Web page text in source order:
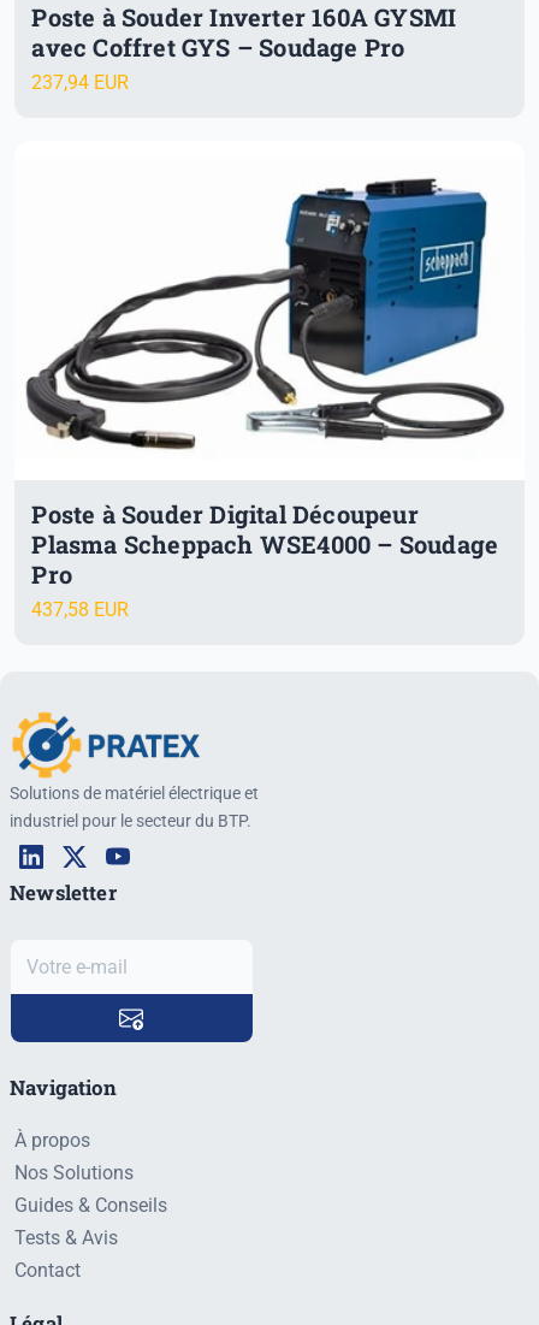
Poste à Souder Inverter 160A GYSMI
avec Coffret GYS – Soudage Pro
237,94 EUR
Poste à Souder Digital Découpeur
Plasma Scheppach WSE4000 – Soudage
Pro
437,58 EUR
Solutions de matériel électrique et
industriel pour le secteur du BTP.
Navigation
À propos
Nos Solutions
Guides & Conseils
Tests & Avis
Contact
Newsletter